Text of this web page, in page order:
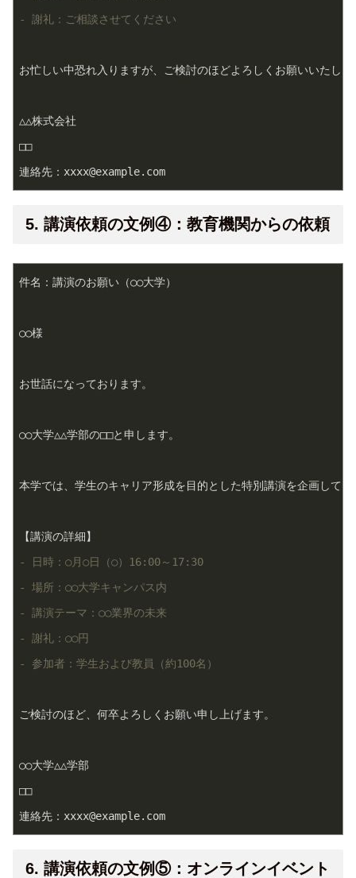
- 謝礼：ご相談させてください
お忙しい中恐れ入りますが、ご検討のほどよろしくお願いいたしま
△△株式会社
□□
連絡先：xxxx@example.com
5. 講演依頼の文例④：教育機関からの依頼
件名：講演のお願い（○○大学）
○○様
お世話になっております。
○○大学△△学部の□□と申します。
本学では、学生のキャリア形成を目的とした特別講演を企画して
- 日時：○月○日（○）16:00～17:30
- 場所：○○大学キャンパス内
- 講演テーマ：○○業界の未来
- 謝礼：○○円
- 参加者：学生および教員（約100名）
ご検討のほど、何卒よろしくお願い申し上げます。
○○大学△△学部
□□
連絡先：xxxx@example.com
6. 講演依頼の文例⑤：オンラインイベント